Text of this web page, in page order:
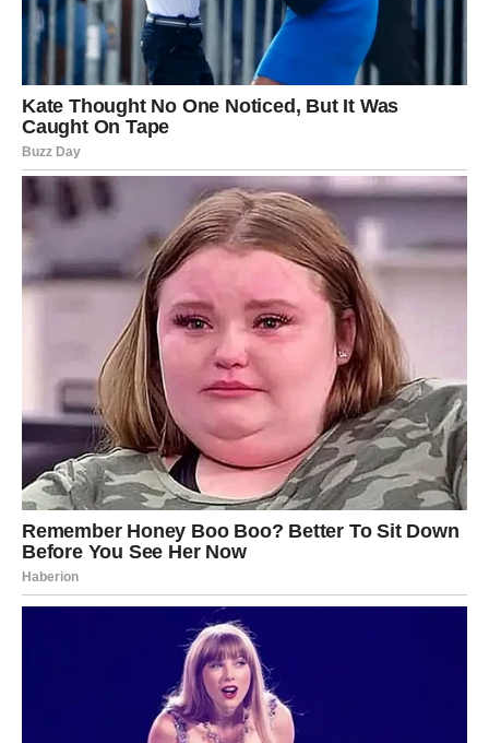
razočaranja
Rakovi ulaze u jedan odnajemotivnijih i najtežih perioda
u poslednje vreme. Sve ono što ste davali drugima, a
niste dobijali nazad, sada dolazi na naplatu. Osećaj
nepravde biće snažan, a suze teško zadržive.
Porodični i ljubavni problemi
Moguće su svađe u porodici, nesporazumi sa partnerom
ili hladnoća tamo gde ste očekivali toplinu. Rakovi koji su
dugo ćutali sada mogu eksplodirati – i reći više nego što
su planirali.
Osećaj izdaje
Neko kome ste verovali može vas duboko razočarati. Ovo
nije slučajno – zvezde žele da vas naučeda ne dajete
srce onima koji to ne zaslužuju
Poruka zvezda:
dužnost da spašavate sve.
DEVICA – Pritisak, odgovornost i